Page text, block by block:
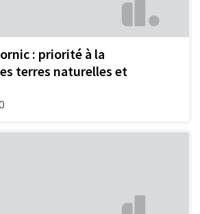
: priorité à la
terres naturelles et